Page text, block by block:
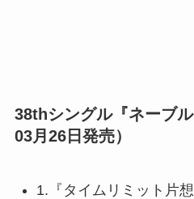
38thシングル『ネーブ
03月26日発売）
1.『タイムリミット片